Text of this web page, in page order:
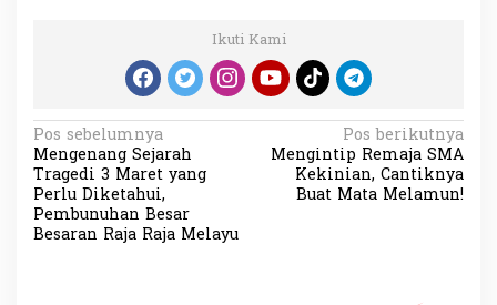
Ikuti Kami
N
a
v
i
Pos sebelumnya
Mengenang Sejarah
Tragedi 3 Maret yang
Perlu Diketahui,
Pembunuhan Besar
Besaran Raja Raja Melayu
Pos berikutnya
Mengintip Remaja SMA
Kekinian, Cantiknya
Buat Mata Melamun!